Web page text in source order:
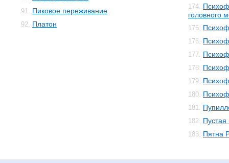
91. Пиковое переживание
92. Платон
174.
головного
175.
176.
177.
178.
179.
180.
181.
182. Пустая
183. Пятна